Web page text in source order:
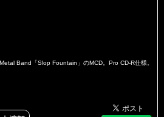
Band「Slop Fountain」のMCD。Pro CD-R仕様。